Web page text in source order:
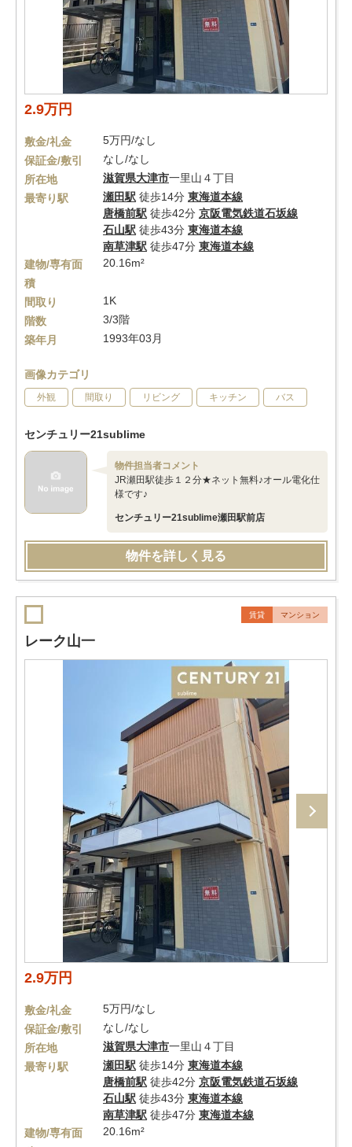
2.9万円
敷金/礼金
5万円/なし
保証金/敷引
なし/なし
所在地
滋賀県大津市一里山４丁目
最寄り駅
瀬田駅 徒歩14分 東海道本線
唐橋前駅 徒歩42分 京阪電気鉄道石坂線
石山駅 徒歩43分 東海道本線
南草津駅 徒歩47分 東海道本線
建物/専有面
積
20.16m²
間取り
1K
階数
3/3階
築年月
1993年03月
画像カテゴリ
外観 間取り リビング キッチン バス
センチュリー21sublime
物件担当者コメント
JR瀬田駅徒歩１２分★ネット無料♪オール電化仕
様です♪
センチュリー21sublime瀬田駅前店
物件を詳しく見る
賃貸 マンション
レーク山一
2.9万円
敷金/礼金
5万円/なし
保証金/敷引
なし/なし
所在地
滋賀県大津市一里山４丁目
最寄り駅
瀬田駅 徒歩14分 東海道本線
唐橋前駅 徒歩42分 京阪電気鉄道石坂線
石山駅 徒歩43分 東海道本線
南草津駅 徒歩47分 東海道本線
建物/専有面
20.16m²